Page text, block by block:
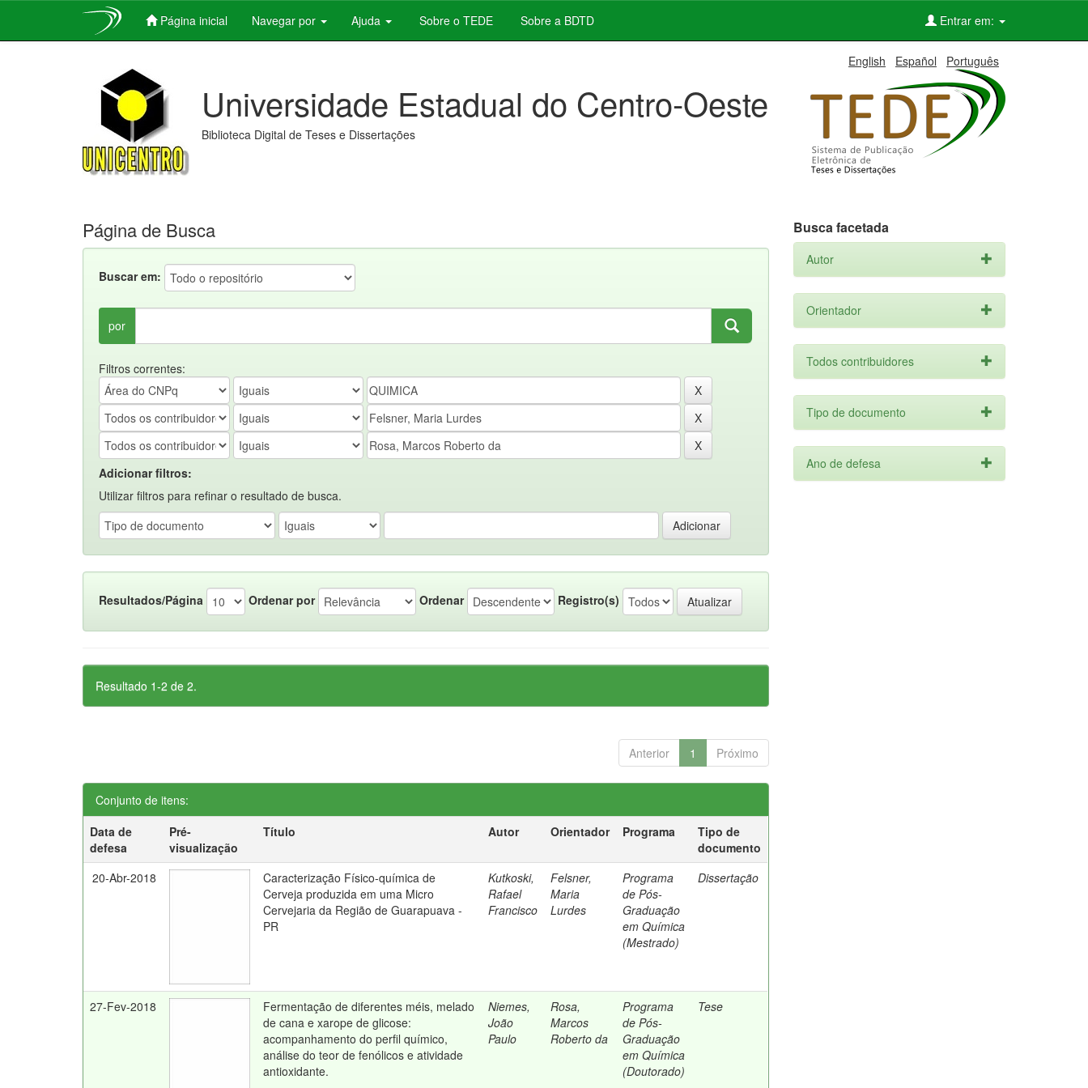
Página inicial Navegar por Ajuda Sobre o TEDE Sobre a BDTD Entrar em:
English Español Português
Universidade Estadual do Centro-Oeste
Biblioteca Digital de Teses e Dissertações
Página de Busca
Buscar em:
por
Filtros correntes:
Adicionar filtros:
Utilizar filtros para refinar o resultado de busca.
Resultados/Página Ordenar por Ordenar Registro(s)
Resultado 1-2 de 2.
Anterior 1 Próximo
Conjunto de itens:
Data de
defesa
Pré-
visualização
Título Autor Orientador Programa
Tipo de
documento
20-Abr-2018
Caracterização Físico-química de
Cerveja produzida em uma Micro
Cervejaria da Região de Guarapuava -
PR
Kutkoski,
Rafael
Francisco
Felsner,
Maria
Lurdes
Programa
de Pós-
Graduação
em Química
(Mestrado)
Dissertação
27-Fev-2018
Fermentação de diferentes méis, melado
de cana e xarope de glicose:
acompanhamento do perfil químico,
análise do teor de fenólicos e atividade
antioxidante.
Niemes,
João
Paulo
Rosa,
Marcos
Roberto da
Programa
de Pós-
Graduação
em Química
(Doutorado)
Tese
Busca facetada
Autor
Orientador
Todos contribuidores
Tipo de documento
Ano de defesa